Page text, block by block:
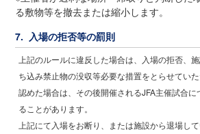
る敷物等を撤去または縮小します。
7. 入場の拒否等の罰則
上記のルールに違反した場合は、入場の拒否、
ち込み禁止物の没収等必要な措置をとらせてい
認めた場合は、その後開催されるJFA主催試合
ることがあります。
上記にて入場をお断り、または施設から退場し